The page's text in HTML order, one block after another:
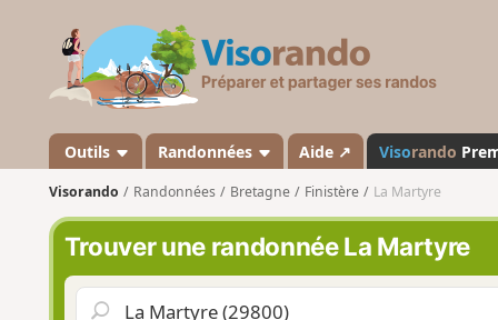
s
a
n
d
o
Outils Randonnées Aide ↗ Visorando
Visorando Randonnées Bretagne Finistère La Martyre
Trouver une randonnée La Martyre